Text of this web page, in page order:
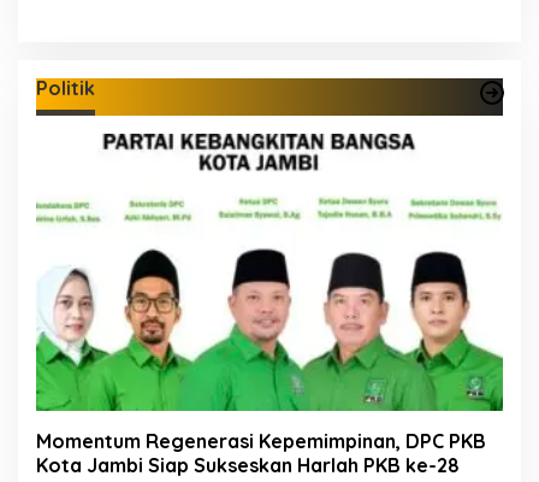
Politik
Momentum Regenerasi Kepemimpinan, DPC PKB
Kota Jambi Siap Sukseskan Harlah PKB ke-28